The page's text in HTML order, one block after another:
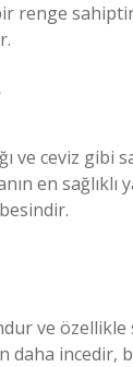
sahiptir.
ve ceviz gibi
en sağlıklı
ve
daha incedir,